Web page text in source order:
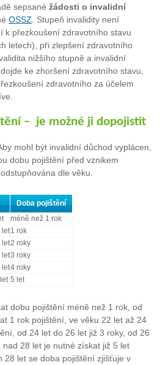
sepsané žádosti o invalidní
OSSZ . Stupeň invalidity není
k přezkoušení zdravotního stavu
letech), při zlepšení zdravotního
nižšího stupně a invalidní
ke zhoršení zdravotního stavu,
zdravotního za účelem
– je možné ji dopojistit
mohl být invalidní důchod vyplácen,
dobu pojištění před vznikem
dle věku.
Doba pojištění
méně než 1 rok
let1 rok
let2 roky
let3 roky
let4 roky
5 let
dobu pojištění méně než 1 rok, od
1 rok pojištění, ve věku 22 let až 24
od 24 let do 26 let již 3 roky, od 26
28 let je nutné získat již 5 let
28 let se doba pojištění zjišťuje v